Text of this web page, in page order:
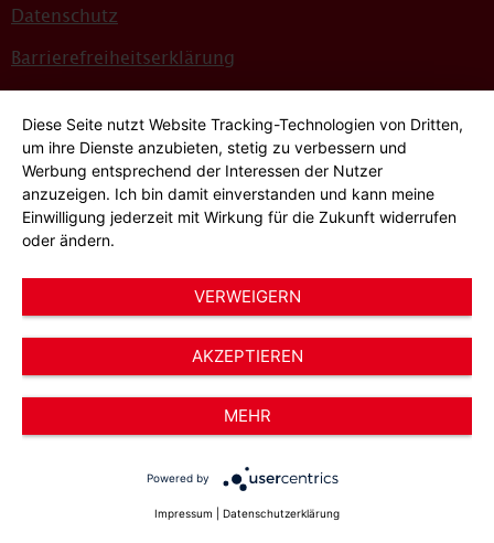
Datenschutz
Barrierefreiheitserklärung
Bildnachweise
Hinweisgeber*innensystem
Cookie-Einstellungen
© 2026 AWO Düsseldorf – Arbeiterwohlfahrt e.V.
Diese Seite nutzt Website Tracking-Technologien von Dritten,
um ihre Dienste anzubieten, stetig zu verbessern und
Werbung entsprechend der Interessen der Nutzer
anzuzeigen. Ich bin damit einverstanden und kann meine
Einwilligung jederzeit mit Wirkung für die Zukunft widerrufen
oder ändern.
VERWEIGERN
AKZEPTIEREN
MEHR
Powered by
Impressum Datenschutzerklärung